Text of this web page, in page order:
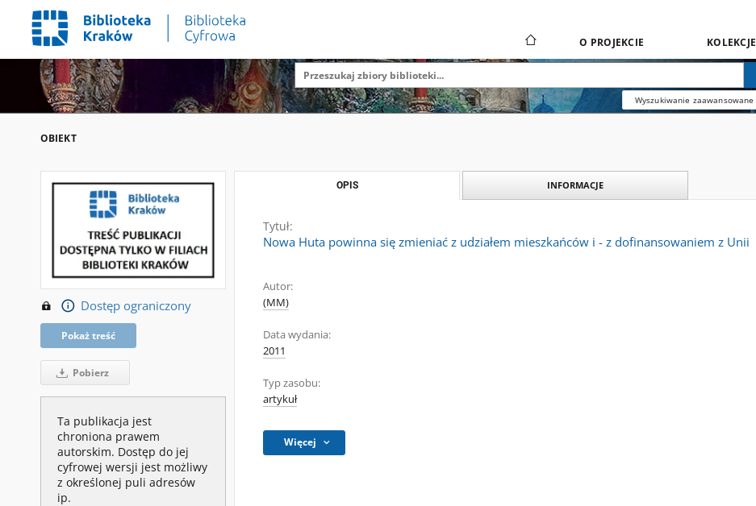
O PROJEKCIE KOLEKCJE
Wyszukiwanie zaawansowane
OBIEKT
Dostęp ograniczony
Pokaż treść
Pobierz
Ta publikacja jest
chroniona prawem
autorskim. Dostęp do jej
cyfrowej wersji jest możliwy
z określonej puli adresów
ip.
OPIS INFORMACJE
Tytuł:
Nowa Huta powinna się zmieniać z udziałem mieszkańców i - z dofinansowaniem z Unii
Autor:
(MM)
Data wydania:
2011
Typ zasobu:
artykuł
Więcej